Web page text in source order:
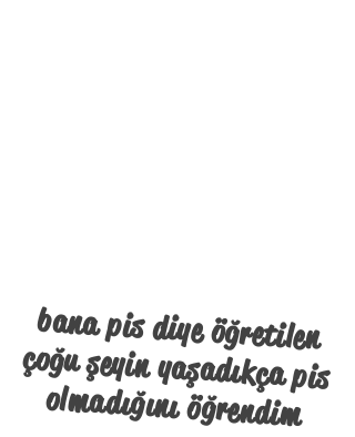
bana pis diye öğretilen
çoğu şeyin yaşadıkça pis
olmadığını öğrendim